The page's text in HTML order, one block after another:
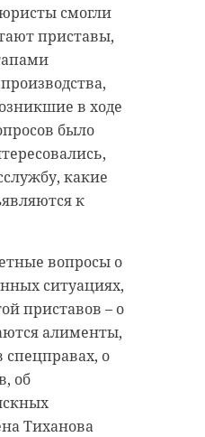
смогли
приставы,
в ходе
было
какие
к
вопросы о
ситуациях,
приставов – о
алименты,
спецправах, о
об
Тиханова
Фабрика из
Соснового
одеждой ...